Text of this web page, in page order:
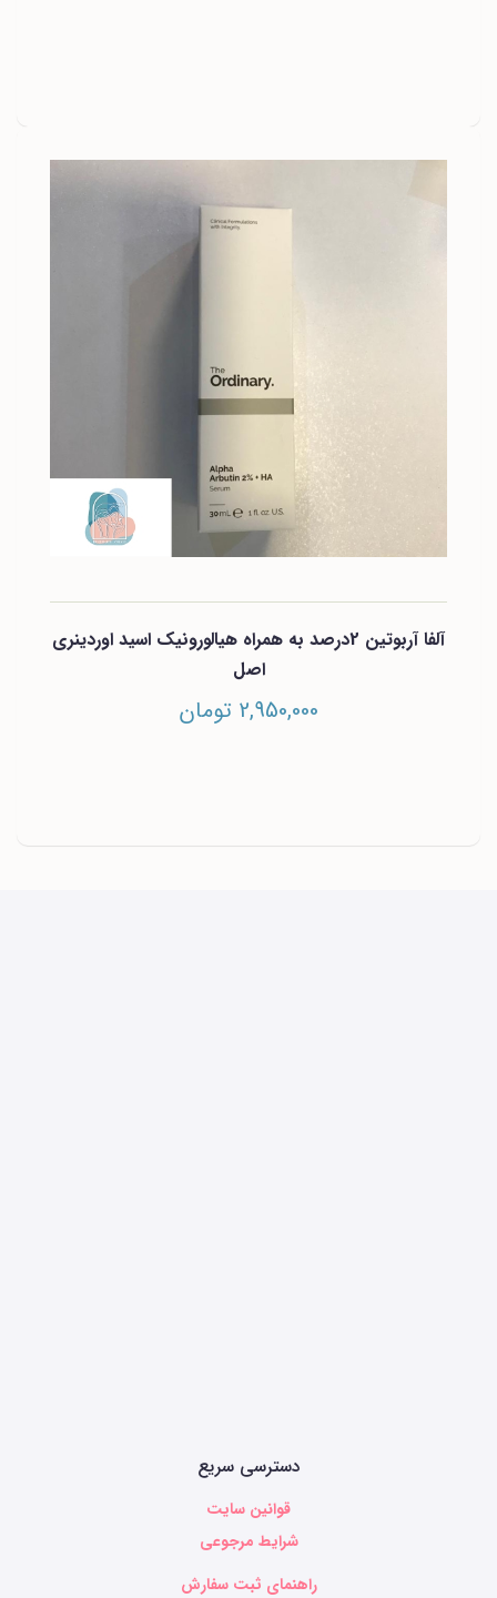
آلفا آربوتین 2درصد به همراه هیالورونیک اسید اوردینری
اصل
2,950,000 تومان
دسترسی سریع
قوانین سایت
شرایط مرجوعی
راهنمای ثبت سفارش